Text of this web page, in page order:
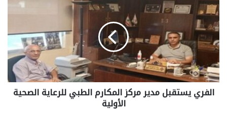
الفري يستقبل مدير مركز المكارم الطبي للرعاية الصحية
الأولية